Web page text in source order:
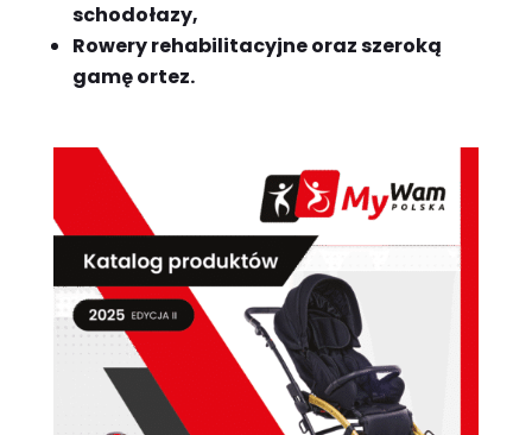
schodołazy,
Rowery rehabilitacyjne oraz szeroką
gamę ortez.